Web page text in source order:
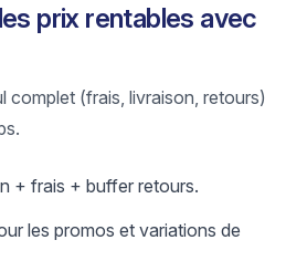
prix rentables avec
complet (frais, livraison, retours)
+ frais + buffer retours.
les promos et variations de